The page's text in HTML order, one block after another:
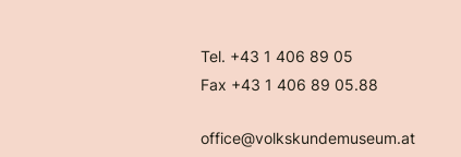
Tel. +43 1 406 89 05
Fax +43 1 406 89 05.88
office@volkskundemuseum.at